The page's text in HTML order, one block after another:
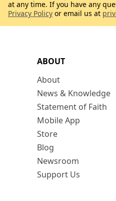
ABOUT
About
News & Knowledge
Statement of Faith
Mobile App
Store
Blog
Newsroom
Support Us
at any time. If you have any
Privacy Policy or email us at